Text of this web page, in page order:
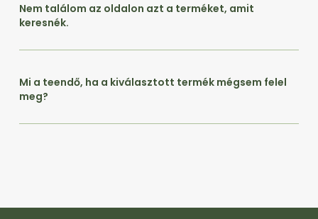
Nem találom az oldalon azt a terméket, amit
keresnék.
Mi a teendő, ha a kiválasztott termék mégsem felel
meg?